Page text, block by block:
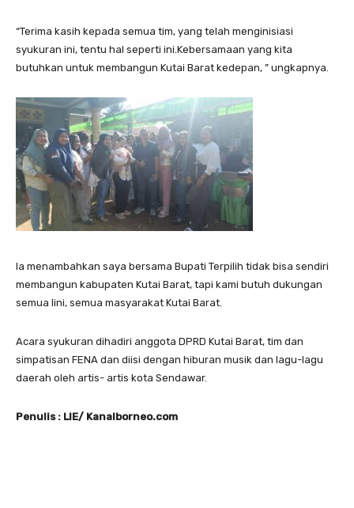
“Terima kasih kepada semua tim, yang telah menginisiasi
syukuran ini, tentu hal seperti ini.Kebersamaan yang kita
butuhkan untuk membangun Kutai Barat kedepan, ” ungkapnya.
Ia menambahkan saya bersama Bupati Terpilih tidak bisa sendiri
membangun kabupaten Kutai Barat, tapi kami butuh dukungan
semua lini, semua masyarakat Kutai Barat.
Acara syukuran dihadiri anggota DPRD Kutai Barat, tim dan
simpatisan FENA dan diisi dengan hiburan musik dan lagu-lagu
daerah oleh artis- artis kota Sendawar.
Penulis : LIE/ Kanalborneo.com